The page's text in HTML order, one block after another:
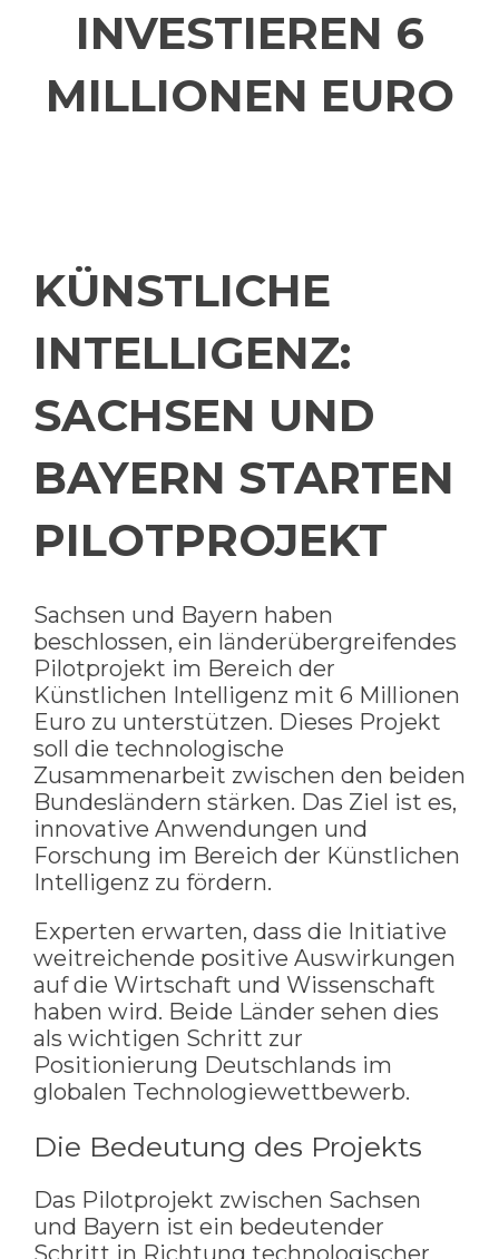
INVESTIEREN 6
MILLIONEN EURO
KÜNSTLICHE
INTELLIGENZ:
SACHSEN UND
BAYERN STARTEN
PILOTPROJEKT
Sachsen und Bayern haben
beschlossen, ein länderübergreifendes
Pilotprojekt im Bereich der
Künstlichen Intelligenz mit 6 Millionen
Euro zu unterstützen. Dieses Projekt
soll die technologische
Zusammenarbeit zwischen den beiden
Bundesländern stärken. Das Ziel ist es,
innovative Anwendungen und
Forschung im Bereich der Künstlichen
Intelligenz zu fördern.
Experten erwarten, dass die Initiative
weitreichende positive Auswirkungen
auf die Wirtschaft und Wissenschaft
haben wird. Beide Länder sehen dies
als wichtigen Schritt zur
Positionierung Deutschlands im
globalen Technologiewettbewerb.
Die Bedeutung des Projekts
Das Pilotprojekt zwischen Sachsen
und Bayern ist ein bedeutender